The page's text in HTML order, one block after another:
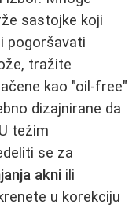
sastojke koji
pogoršavati
tražite
kao "oil-free"
dizajnirane da
težim
se za
akni ili
u korekciju